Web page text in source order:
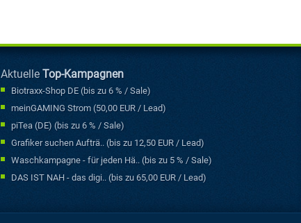
Aktuelle Top-Kampagnen
Biotraxx-Shop DE (bis zu 6 % / Sale)
meinGAMING Strom (50,00 EUR / Lead)
piTea (DE) (bis zu 6 % / Sale)
Grafiker suchen Aufträ.. (bis zu 12,50 EUR / Lead)
Waschkampagne - für jeden Hä.. (bis zu 5 % / Sale)
DAS IST NAH - das digi.. (bis zu 65,00 EUR / Lead)